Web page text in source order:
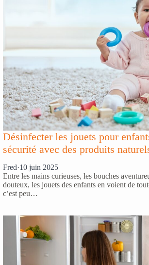
Désinfecter les jouets pour
sécurité avec des produits
Fred·10 juin 2025
Entre les mains curieuses, les bouches
douteux, les jouets des enfants en voient de
c’est peu…